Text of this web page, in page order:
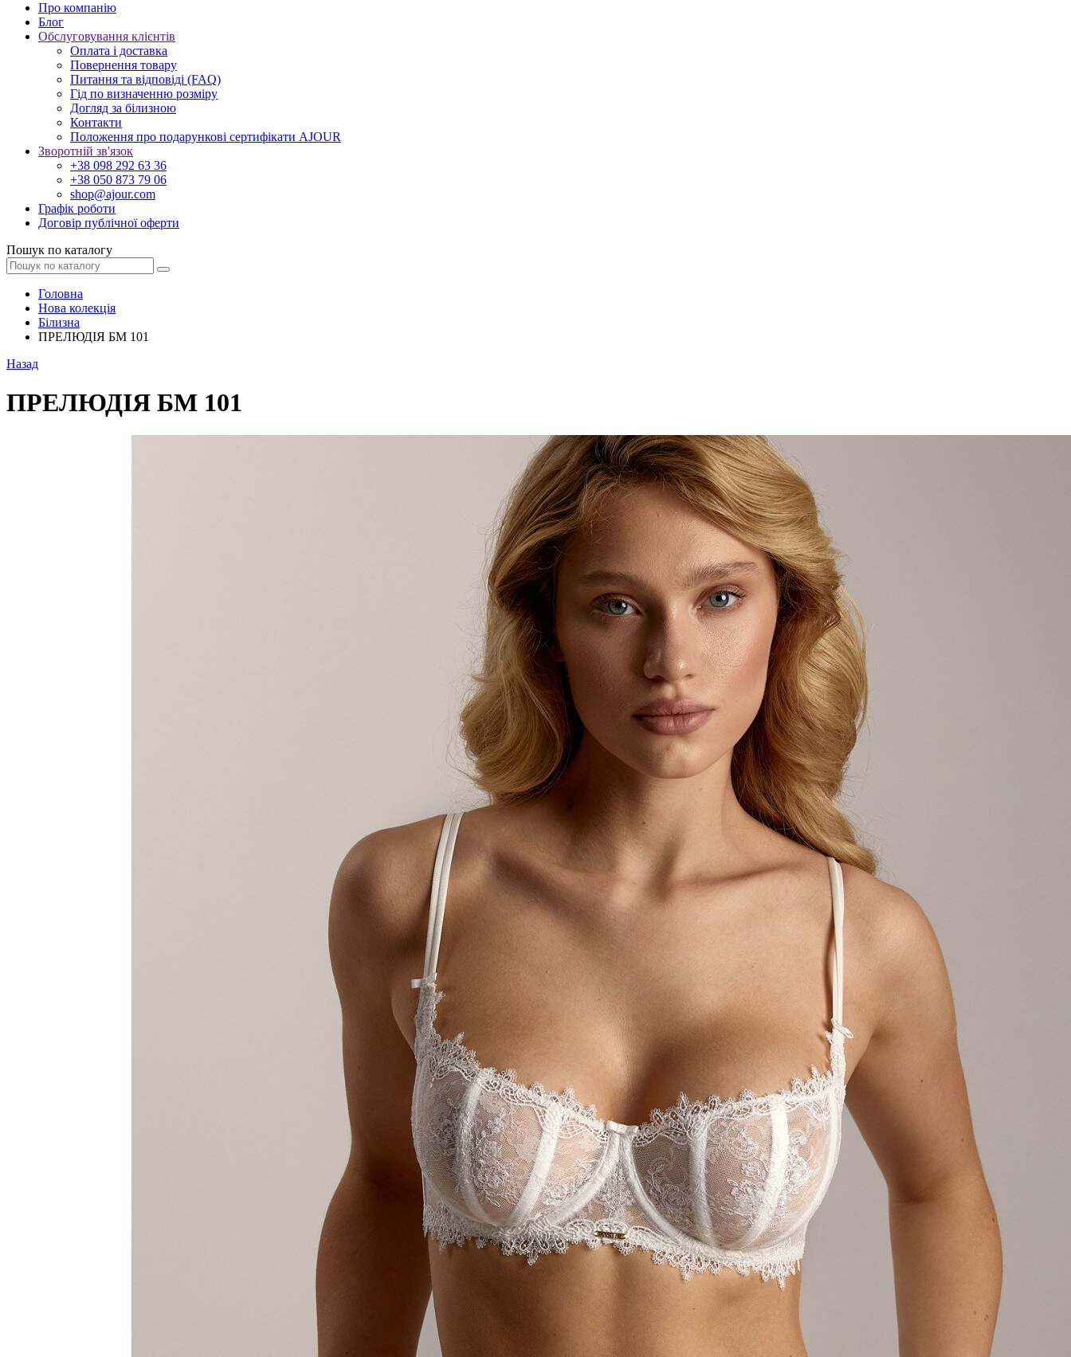
Про компанію
Блог
Обслуговування клієнтів
Оплата і доставка
Повернення товару
Питання та відповіді (FAQ)
Гід по визначенню розміру
Догляд за білизною
Контакти
Положення про подарункові сертифікати AJOUR
Зворотній зв'язок
+38 098 292 63 36
+38 050 873 79 06
shop@ajour.com
Графік роботи
Договір публічної оферти
Пошук по каталогу
Головна
Нова колекція
Білизна
ПРЕЛЮДІЯ БМ 101
Назад
ПРЕЛЮДІЯ БМ 101